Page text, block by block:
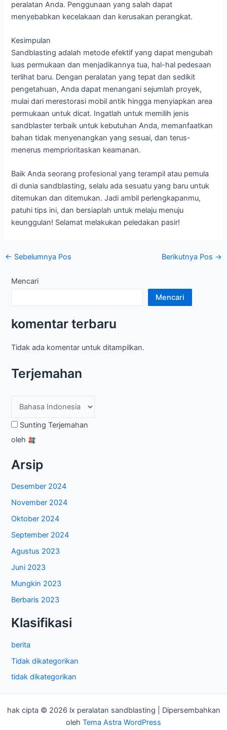
peralatan Anda. Penggunaan yang salah dapat
menyebabkan kecelakaan dan kerusakan perangkat.
Kesimpulan
Sandblasting adalah metode efektif yang dapat mengubah
luas permukaan dan menjadikannya tua, hal-hal pedesaan
terlihat baru. Dengan peralatan yang tepat dan sedikit
pengetahuan, Anda dapat menangani sejumlah proyek,
mulai dari merestorasi mobil antik hingga menyiapkan area
permukaan untuk dicat. Ingatlah untuk memilih jenis
sandblaster terbaik untuk kebutuhan Anda, memanfaatkan
bahan tidak menyenangkan yang sesuai, dan terus-
menerus memprioritaskan keamanan.
Baik Anda seorang profesional yang terampil atau pemula
di dunia sandblasting, selalu ada sesuatu yang baru untuk
ditemukan dan ditemukan. Jadi ambil perlengkapanmu,
patuhi tips ini, dan bersiaplah untuk melaju menuju
keunggulan! Selamat melakukan peledakan pasir!
Navigasi
← Sebelumnya Pos Berikutnya Pos →
Mencari
Mencari
komentar terbaru
Tidak ada komentar untuk ditampilkan.
Terjemahan
Sunting Terjemahan
oleh
Arsip
Desember 2024
November 2024
Oktober 2024
September 2024
Agustus 2023
Juni 2023
Mungkin 2023
Berbaris 2023
Klasifikasi
berita
Tidak dikategorikan
tidak dikategorikan
hak cipta © 2026 lx peralatan sandblasting | Dipersembahkan
oleh Tema Astra WordPress